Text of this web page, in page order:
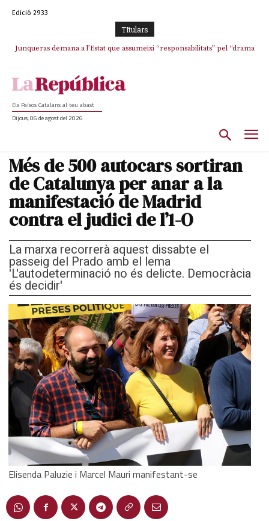
Edició 2933
TItulars
Junqueras demana a l’Estat que assumeixi “responsabilitats” pel “drama
L’abandonament de les seleccions catalanes per part de la UFEC
Els Països Catalans al teu abast
Dijous, 06 de agost del 2026
Més de 500 autocars sortiran
de Catalunya per anar a la
manifestació de Madrid
contra el judici de l’1-O
La marxa recorrerà aquest dissabte el
passeig del Prado amb el lema
'L'autodeterminació no és delicte. Democràcia
és decidir'
Elisenda Paluzie i Marcel Mauri manifestant-se